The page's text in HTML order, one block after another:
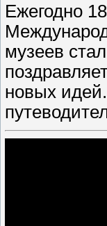
Ежегодно
музеев
новых